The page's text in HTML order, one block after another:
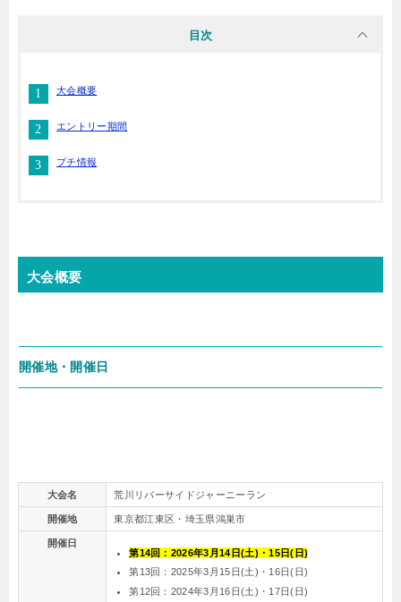
目次
大会概要
エントリー期間
プチ情報
大会概要
開催地・開催日
大会名 荒川リバーサイドジャーニーラン
開催地 東京都江東区・埼玉県鴻巣市
開催日
第14回：2026年3月14日(土)・15日(日)
第13回：2025年3月15日(土)・16日(日)
第12回：2024年3月16日(土)・17日(日)